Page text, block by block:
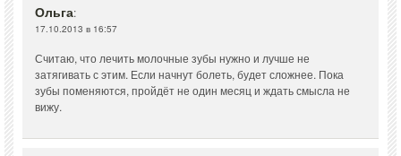
Ольга:
17.10.2013 в 16:57
Считаю, что лечить молочные зубы нужно и лучше не
затягивать с этим. Если начнут болеть, будет сложнее. Пока
зубы поменяются, пройдёт не один месяц и ждать смысла не
вижу.